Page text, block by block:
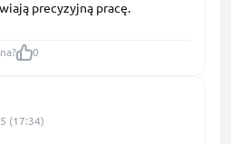
precyzyjną pracę.
0
(17:34)